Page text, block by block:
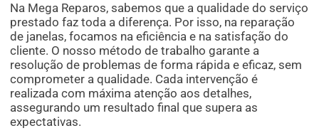
Na Mega Reparos, sabemos que a qualidade do serviço
prestado faz toda a diferença. Por isso, na reparação
de janelas, focamos na eficiência e na satisfação do
cliente. O nosso método de trabalho garante a
resolução de problemas de forma rápida e eficaz, sem
comprometer a qualidade. Cada intervenção é
realizada com máxima atenção aos detalhes,
assegurando um resultado final que supera as
expectativas.